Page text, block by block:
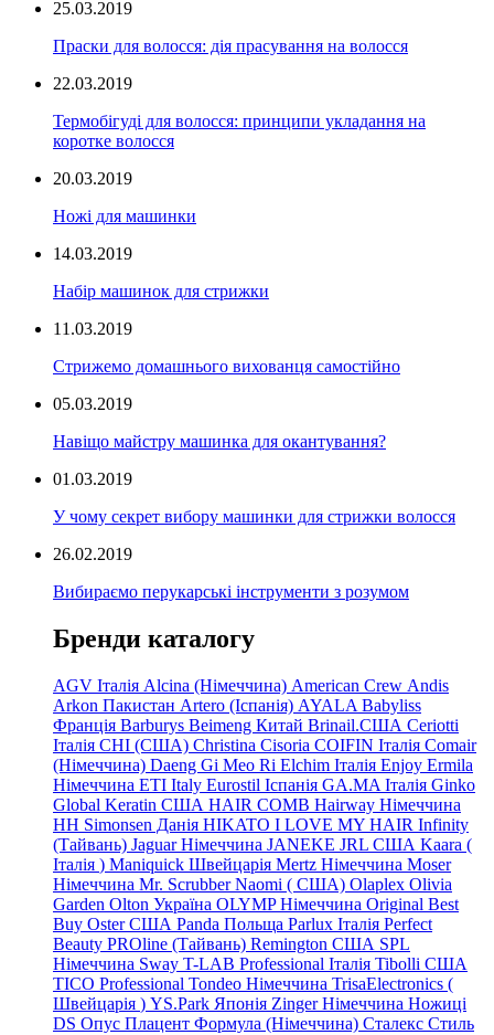
25.03.2019
Праски для волосся: дія прасування на волосся
22.03.2019
Термобігуді для волосся: принципи укладання на
коротке волосся
20.03.2019
Ножі для машинки
14.03.2019
Набір машинок для стрижки
11.03.2019
Стрижемо домашнього вихованця самостійно
05.03.2019
Навіщо майстру машинка для окантування?
01.03.2019
У чому секрет вибору машинки для стрижки волосся
26.02.2019
Вибираємо перукарські інструменти з розумом
Бренди каталогу
AGV Італія Alcina (Німеччина) American Crew Andis
Arkon Пакистан Artero (Іспанія) AYALA Babyliss
Франція Barburys Beimeng Китай Brinail.США Ceriotti
Італія CHI (США) Christina Cisoria COIFIN Італія Comair
(Німеччина) Daeng Gi Meo Ri Elchim Італія Enjoy Ermila
Німеччина ETI Italy Eurostil Іспанія GA.MA Італія Ginko
Global Keratin США HAIR COMB Hairway Німеччина
HH Simonsen Данія HIKATO I LOVE MY HAIR Infinity
(Тайвань) Jaguar Німеччина JANEKE JRL США Kaara (
Італія ) Maniquick Швейцарія Mertz Німеччина Moser
Німеччина Mr. Scrubber Naomi ( США) Olaplex Olivia
Garden Olton Україна OLYMP Німеччина Original Best
Buy Oster США Panda Польща Parlux Італія Perfect
Beauty PROline (Тайвань) Remington США SPL
Німеччина Sway T-LAB Professional Італія Tibolli США
TICO Professional Tondeo Німеччина TrisaElectronics (
Швейцарія ) YS.Park Японія Zinger Німеччина Ножиці
DS Опус Плацент Формула (Німеччина) Сталекс Стиль